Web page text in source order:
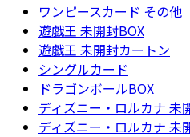
ワンピースカード その他
遊戯王 未開封BOX
遊戯王 未開封カートン
シングルカード
ドラゴンボールBOX
ディズニー・ロルカナ 未
ディズニー・ロルカナ 未